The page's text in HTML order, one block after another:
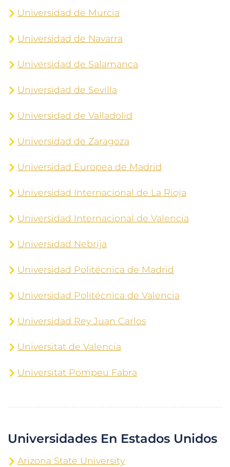
Universidad de Murcia
Universidad de Navarra
Universidad de Salamanca
Universidad de Sevilla
Universidad de Valladolid
Universidad de Zaragoza
Universidad Europea de Madrid
Universidad Internacional de La Rioja
Universidad Internacional de Valencia
Universidad Nebrija
Universidad Politécnica de Madrid
Universidad Politécnica de Valencia
Universidad Rey Juan Carlos
Universitat de Valencia
Universitat Pompeu Fabra
Universidades En Estados Unidos
Arizona State University